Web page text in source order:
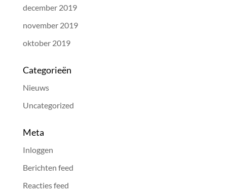
december 2019
november 2019
oktober 2019
Categorieën
Nieuws
Uncategorized
Meta
Inloggen
Berichten feed
Reacties feed